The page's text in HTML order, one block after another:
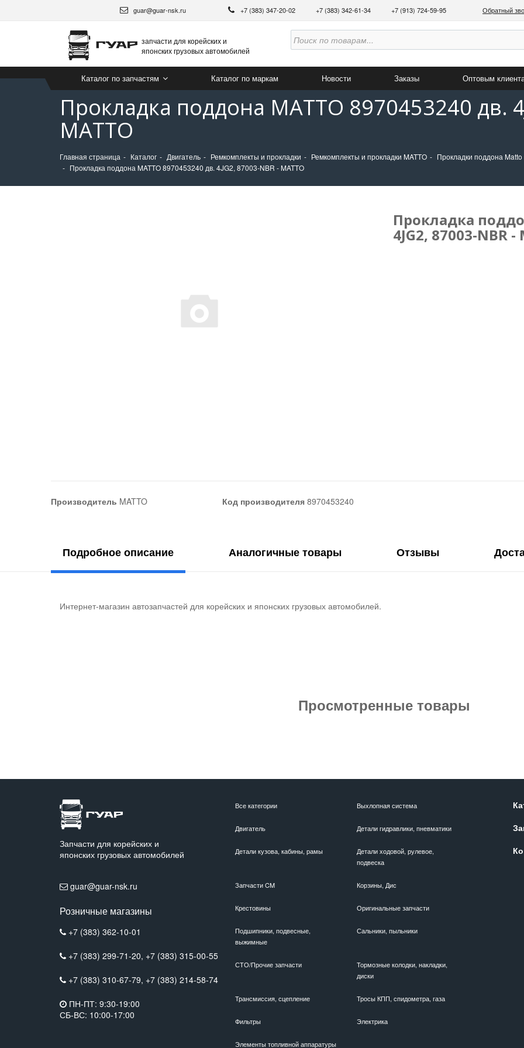
guar@guar-nsk.ru +7 (383) 347-20-02 +7 (383) 342-61-34 +7 (913) 724-59-95 Обратный
запчасти для корейских и
японских грузовых автомобилей
Каталог по запчастям Каталог по маркам Новости Заказы Оптовым
Прокладка поддона MATTO 8970453240 дв.
MATTO
Главная страница Каталог Двигатель Ремкомплекты и прокладки Ремкомплекты и прокладки MATTO
Прокладки поддона Matto
Прокладка поддона MATTO 8970453240 дв. 4JG2, 87003-NBR - MATTO
Прокладка
4JG2, 87003-NBR -
Производитель MATTO Код производителя8970453240
Подробное описание Аналогичные товары Отзывы
Интернет-магазин автозапчастей для корейских и японских грузовых автомобилей.
Просмотренные товары
Запчасти для корейских и
японских грузовых автомобилей
guar@guar-nsk.ru
Розничные магазины
+7 (383) 362-10-01
+7 (383) 299-71-20, +7 (383) 315-00-55
+7 (383) 310-67-79, +7 (383) 214-58-74
ПН-ПТ: 9:30-19:00
СБ-ВС: 10:00-17:00
Все категории Выхлопная система
Двигатель Детали гидравлики, пневматики
Детали кузова, кабины, рамы
Детали ходовой, рулевое,
подвеска
Запчасти CM Корзины, Дис
Крестовины Оригинальные запчасти
Подшипники, подвесные,
выжимные
Сальники, пыльники
СТО/Прочие запчасти
Тормозные колодки, накладки,
диски
Трансмиссия, сцепление Тросы КПП, спидометра, газа
Фильтры Электрика
Элементы топливной аппаратуры